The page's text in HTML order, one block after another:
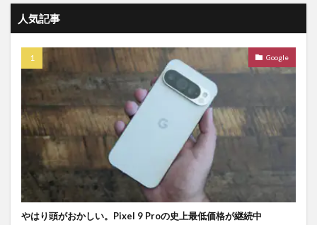
人気記事
Google
やはり頭がおかしい。Pixel 9 Proの史上最低価格が継続中